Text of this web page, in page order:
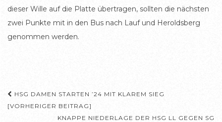
dieser Wille auf die Platte übertragen, sollten die nächsten
zwei Punkte mit in den Bus nach Lauf und Heroldsberg
genommen werden.
Beitragsnavigation
HSG DAMEN STARTEN ’24 MIT KLAREM SIEG
[VORHERIGER BEITRAG]
KNAPPE NIEDERLAGE DER HSG LL GEGEN SG